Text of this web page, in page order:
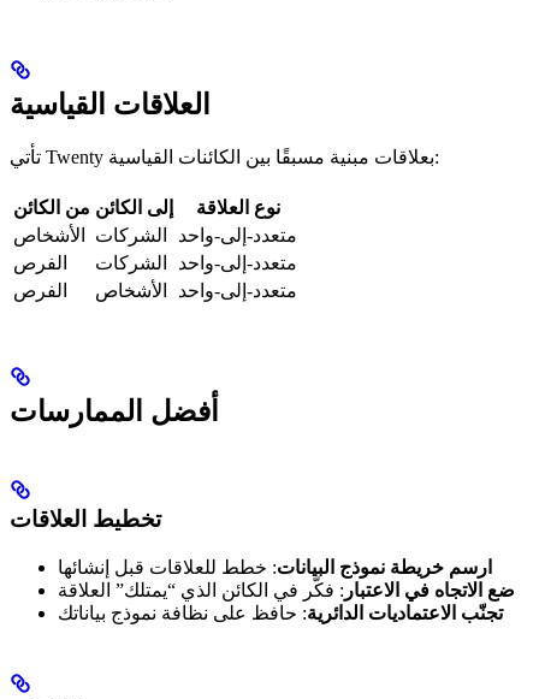
العلاقات القياسية
تأتي Twenty بعلاقات مبنية مسبقًا بين الكائنات القياسية:
من الكائن إلى الكائن
نوع العلاقة
الأشخاص
الشركات
متعدد-إلى-واحد
الفرص
الشركات
متعدد-إلى-واحد
الفرص
الأشخاص متعدد-إلى-واحد
أفضل الممارسات
تخطيط العلاقات
ارسم خريطة نموذج البيانات: خطط للعلاقات قبل إنشائها
ضع الاتجاه في الاعتبار : فكّر في الكائن الذي “يمتلك” العلاقة
تجنّب الاعتماديات الدائرية: حافظ على نظافة نموذج بياناتك